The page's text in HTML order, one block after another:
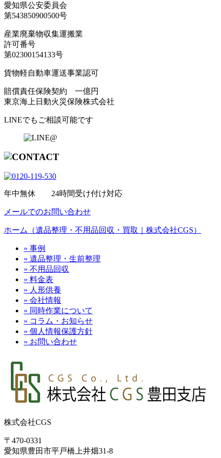
愛知県公安委員会
第543850900500号
産業廃棄物収集運搬業
許可番号
第02300154133号
貨物軽自動車運送事業認可
賠償責任保険契約 一億円
東京海上日動火災保険株式会社
LINEでもご相談可能です
年中無休 24時間受け付け対応
メールでのお問い合わせ
ホーム（遺品整理・不用品回収・買取｜株式会社CGS）
» 事例
» 遺品整理・生前整理
» 不用品回収
» 料金表
» 人形供養
» 会社情報
» 同時作業について
» コラム・お知らせ
» 個人情報保護方針
» お問い合わせ
株式会社CGS
〒470-0331
愛知県豊田市平戸橋上井畑31-8